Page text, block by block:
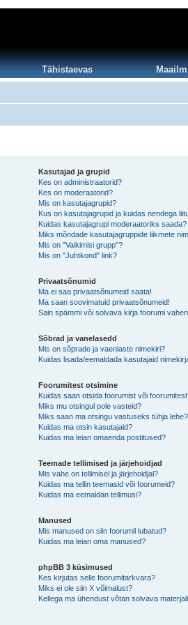
Tähistaevas Maailm
Kasutajad ja grupid
Kes on administraatorid?
Kes on moderaatorid?
Mis on kasutajagrupid?
Kus on kasutajagrupid ja kuidas nendega
Kuidas kasutajagrupi moderaatoriks saada?
Miks mõndade kasutajagruppide liikmete
Mis on "Vaikimisi grupp"?
Mis on "Juhtkond" link?
Privaatsõnumid
Ma ei saa privaatsõnumeid saata!
Ma saan soovimatuid privaatsõnumeid!
Sain spämmi või solvava kirja foorumi
Sõbrad ja vanelasedd
Mis on sõprade ja vaenlaste nimekiri?
Kuidas lisada/eemaldada kasutajaid
Foorumitest otsimine
Kuidas saan otsida foorumist või
Miks mu otsingul pole vasteid?
Miks saan ma otsingu vastuseks tühja lehe?
Kuidas ma otsin kasutajaid?
Kuidas ma leian omaenda postitused?
Teemade tellimised ja järjehoidjad
Mis vahe on tellimisel ja järjehoidjal?
Kuidas ma tellin teemasid või foorumeid?
Kuidas ma eemaldan tellimusi?
Manused
Mis manused on siin foorumil lubatud?
Kuidas ma leian oma manused?
phpBB 3 küsimused
Kes kirjutas selle foorumitarkvara?
Miks ei ole siin X võimalust?
Kellega ma ühendust võtan solvava